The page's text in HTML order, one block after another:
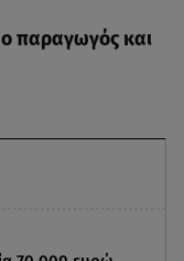
ο παραγωγός και